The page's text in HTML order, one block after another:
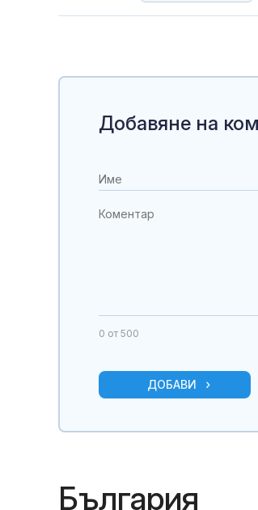
Добавяне на
0 от 500
ДОБАВИ
България